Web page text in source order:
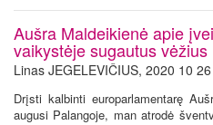
Aušra Maldeikienė apie
vaikystėje sugautus
Linas JEGELEVIČIUS, 2020 10
Drįsti kalbinti europarlamentarę
augusi Palangoje, man atrodė